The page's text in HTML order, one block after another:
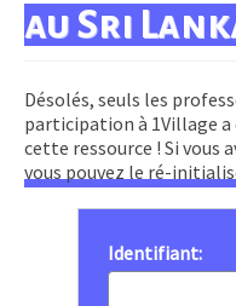
au Sri
Désolés, seuls les
participation à 1Village a
cette ressource ! Si vous
vous pouvez le ré-
Identifiant: